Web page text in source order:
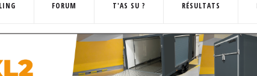
FORUM T'AS SU ? RÉSULTATS